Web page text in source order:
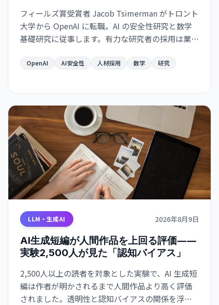
フィールズ賞受賞者 Jacob Tsimerman がトロント
大学から OpenAI に転職。AI の安全性研究と数学
基礎研究に従事します。有力な研究者の採用は業界
OpenAI AI安全性 人材採用 数学 研究
LLM・生成AI 2026年8月9日
AI生成短編が人間作品を上回る評価――
実験2,500人が見た「認知バイアス」
2,500人以上の読者を対象とした実験で、AI 生成短
編は作者が明かされるまで人間作品より高く評価
されました。透明性と認知バイアスの関係を浮き